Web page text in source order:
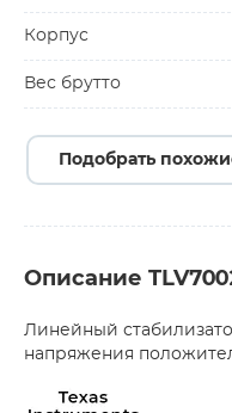
Корпус
Вес брутто
Подобрать
Описание
Линейный
напряжения